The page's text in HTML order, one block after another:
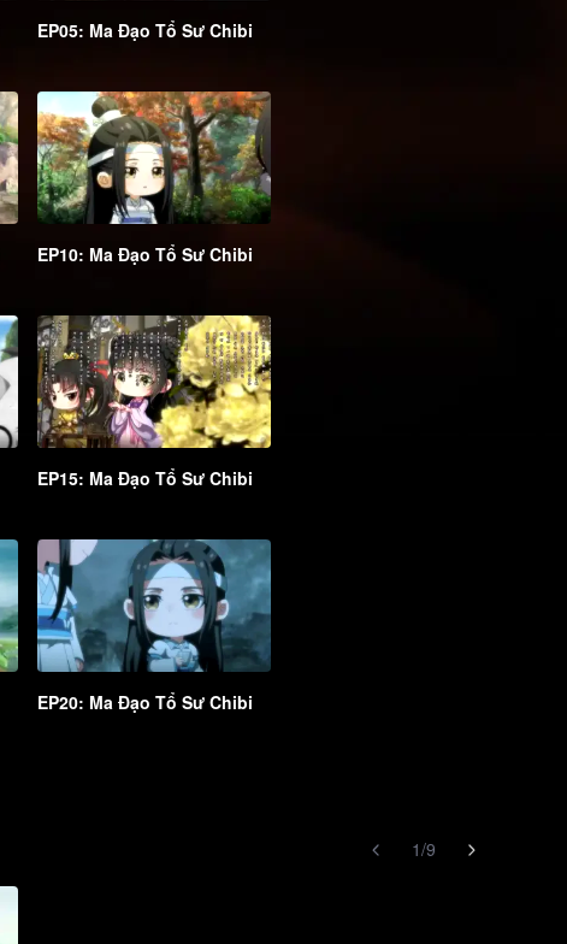
EP05: Ma Đạo Tổ Sư Chibi
EP10: Ma Đạo Tổ Sư Chibi
EP15: Ma Đạo Tổ Sư Chibi
EP20: Ma Đạo Tổ Sư Chibi
1/9